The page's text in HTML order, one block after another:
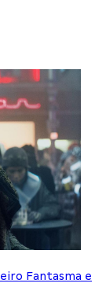
Fantasma e